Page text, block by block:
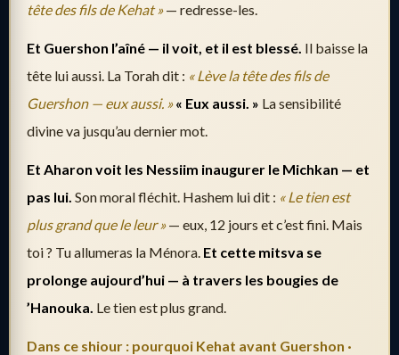
tête des fils de Kehat »— redresse-les.
Et Guershon l’aîné — il voit, et il est blessé. Il baisse la
tête lui aussi. La Torah dit : « Lève la tête des fils de
Guershon — eux aussi. » « Eux aussi. » La sensibilité
divine va jusqu’au dernier mot.
Et Aharon voit les Nessiim inaugurer le Michkan — et
pas lui. Son moral fléchit. Hashem lui dit : « Le tien est
plus grand que le leur »— eux, 12 jours et c’est fini. Mais
toi ? Tu allumeras la Ménora. Et cette mitsva se
prolonge aujourd’hui — à travers les bougies de
’Hanouka. Le tien est plus grand.
Dans ce shiour : pourquoi Kehat avant Guershon ·